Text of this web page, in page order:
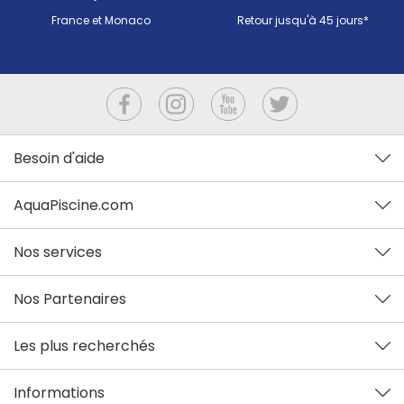
France et Monaco Retour jusqu'à 45 jours*
Besoin d'aide
AquaPiscine.com
Nos services
Nos Partenaires
Les plus recherchés
Informations